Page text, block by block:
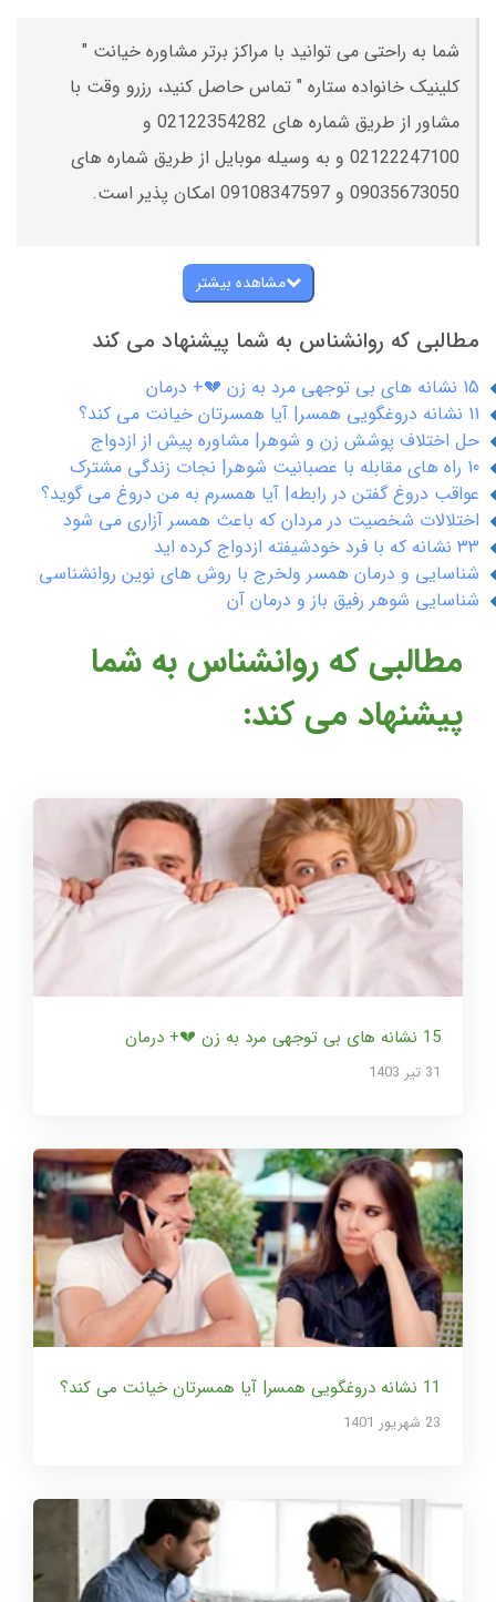
شما به راحتی می توانید با مراکز برتر مشاوره خیانت "
کلینیک خانواده ستاره " تماس حاصل کنید، رزرو وقت با
مشاور از طریق شماره های 02122354282 و
02122247100 و به وسیله موبایل از طریق شماره های
09035673050 و 09108347597 امکان پذیر است.
مشاهده بیشتر
مطالبی که روانشناس به شما پیشنهاد می کند
15 نشانه های بی توجهی مرد به زن 💔+ درمان
11 نشانه دروغگویی همسر| آیا همسرتان خیانت می کند؟
حل اختلاف پوشش زن و شوهر| مشاوره پیش از ازدواج
10 راه های مقابله با عصبانیت شوهر| نجات زندگی مشترک
عواقب دروغ گفتن در رابطه| آیا همسرم به من دروغ می گوید؟
اختلالات شخصیت در مردان که باعث همسر آزاری می شود
33 نشانه که با فرد خودشیفته ازدواج کرده اید
شناسایی و درمان همسر ولخرج با روش های نوین روانشناسی
شناسایی شوهر رفیق باز و درمان آن
مطالبی که روانشناس به شما
پیشنهاد می کند:
15 نشانه های بی توجهی مرد به زن 💔+ درمان
31 تير 1403
11 نشانه دروغگویی همسر| آیا همسرتان خیانت می کند؟
23 شهریور 1401